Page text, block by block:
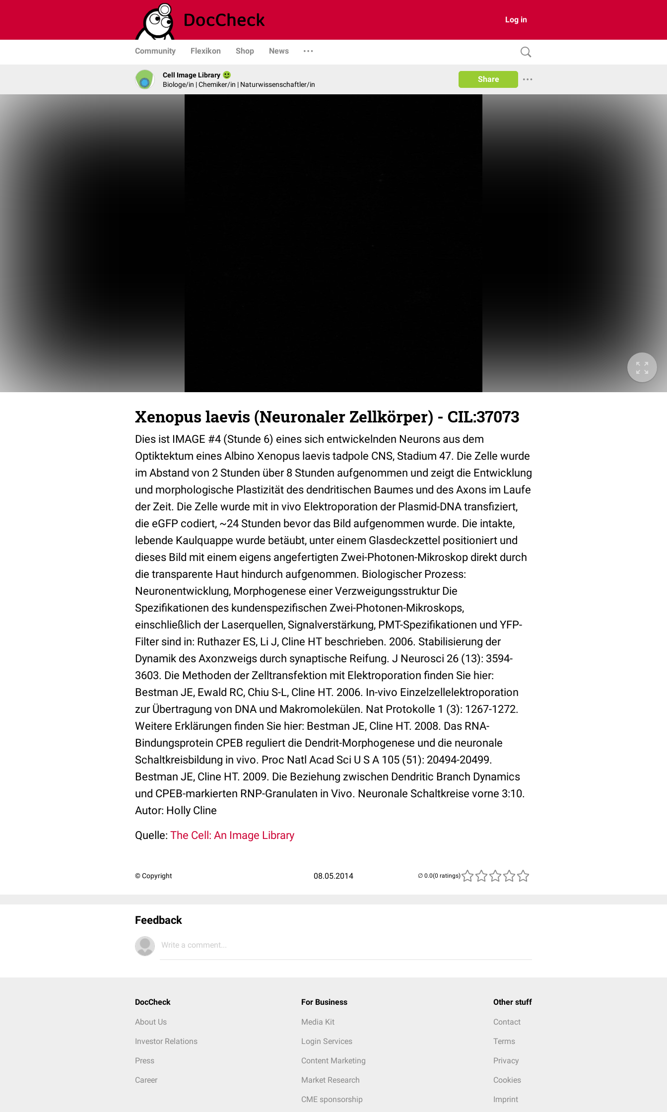
Log in
Community Flexikon Shop News
Cell Image Library
Biologe/in | Chemiker/in | Naturwissenschaftler/in
Share
Xenopus laevis (Neuronaler Zellkörper) - CIL:37073
Dies ist IMAGE #4 (Stunde 6) eines sich entwickelnden Neurons aus dem
Optiktektum eines Albino Xenopus laevis tadpole CNS, Stadium 47. Die Zelle wurde
im Abstand von 2 Stunden über 8 Stunden aufgenommen und zeigt die Entwicklung
und morphologische Plastizität des dendritischen Baumes und des Axons im Laufe
der Zeit. Die Zelle wurde mit in vivo Elektroporation der Plasmid-DNA transfiziert,
die eGFP codiert, ~24 Stunden bevor das Bild aufgenommen wurde. Die intakte,
lebende Kaulquappe wurde betäubt, unter einem Glasdeckzettel positioniert und
dieses Bild mit einem eigens angefertigten Zwei-Photonen-Mikroskop direkt durch
die transparente Haut hindurch aufgenommen. Biologischer Prozess:
Neuronentwicklung, Morphogenese einer Verzweigungsstruktur Die
Spezifikationen des kundenspezifischen Zwei-Photonen-Mikroskops,
einschließlich der Laserquellen, Signalverstärkung, PMT-Spezifikationen und YFP-
Filter sind in: Ruthazer ES, Li J, Cline HT beschrieben. 2006. Stabilisierung der
Dynamik des Axonzweigs durch synaptische Reifung. J Neurosci 26 (13): 3594-
3603. Die Methoden der Zelltransfektion mit Elektroporation finden Sie hier:
Bestman JE, Ewald RC, Chiu S-L, Cline HT. 2006. In-vivo Einzelzellelektroporation
zur Übertragung von DNA und Makromolekülen. Nat Protokolle 1 (3): 1267-1272.
Weitere Erklärungen finden Sie hier: Bestman JE, Cline HT. 2008. Das RNA-
Bindungsprotein CPEB reguliert die Dendrit-Morphogenese und die neuronale
Schaltkreisbildung in vivo. Proc Natl Acad Sci U S A 105 (51): 20494-20499.
Bestman JE, Cline HT. 2009. Die Beziehung zwischen Dendritic Branch Dynamics
und CPEB-markierten RNP-Granulaten in Vivo. Neuronale Schaltkreise vorne 3:10.
Autor: Holly Cline
Quelle: The Cell: An Image Library
© Copyright 08.05.2014 (0 ratings)
Feedback
Write a comment...
DocCheck
About Us
Investor Relations
Press
Career
For Business
Media Kit
Login Services
Content Marketing
Market Research
CME sponsorship
Other stuff
Contact
Terms
Privacy
Cookies
Imprint